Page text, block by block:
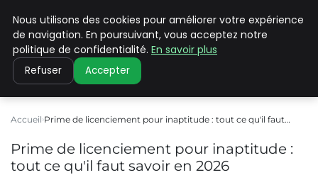
CLIMATE C ADVANCED
Accueil Prime de licenciement pour inaptitude : tout ce qu'il faut…
Prime de licenciement pour inaptitude :
tout ce qu'il faut savoir en 2026
Nous utilisons des cookies pour améliorer votre expérience
de navigation. En poursuivant, vous acceptez notre
politique de confidentialité. En savoir plus
Refuser Accepter